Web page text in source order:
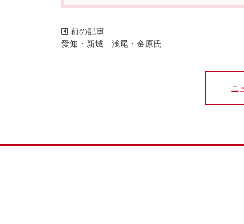
愛知・新城 浅尾・金原氏
ニ